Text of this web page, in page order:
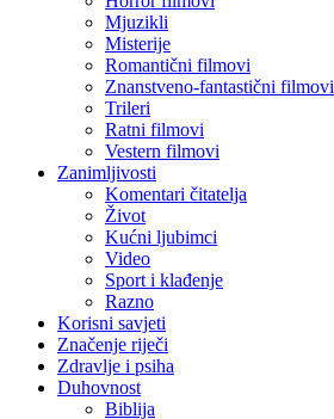
Mjuzikli
Misterije
Romantični filmovi
Znanstveno-fantastični filmovi
Trileri
Ratni filmovi
Vestern filmovi
Zanimljivosti
Komentari čitatelja
Život
Kućni ljubimci
Video
Sport i klađenje
Razno
Korisni savjeti
Značenje riječi
Zdravlje i psiha
Duhovnost
Biblija